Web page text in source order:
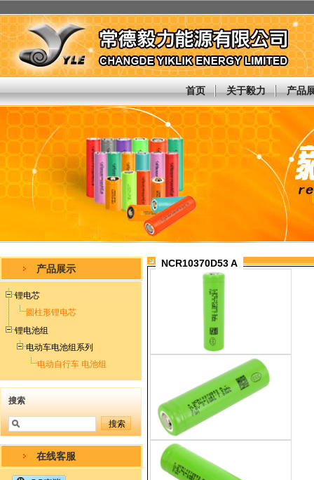
首页 关于毅力 产品
产品展示
锂电芯
圆柱形锂电芯
锂电池组
电动车电池组系列
电动自行车 电池组
搜索
在线客服
NCR10370D53 A